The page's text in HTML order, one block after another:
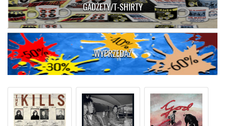
GADŻETY/T-SHIRTY
WYPRZEDAŻ